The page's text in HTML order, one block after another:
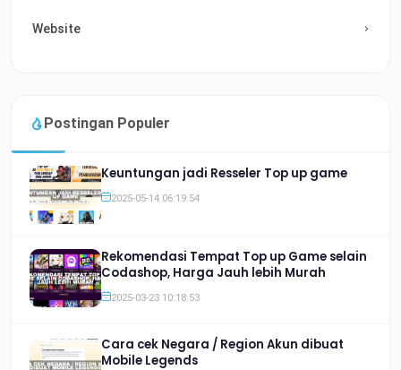
Website
Postingan Populer
Keuntungan jadi Resseler Top up game
2025-05-14 06:19:54
Rekomendasi Tempat Top up Game selain
Codashop, Harga Jauh lebih Murah
2025-03-23 10:18:53
Cara cek Negara / Region Akun dibuat
Mobile Legends